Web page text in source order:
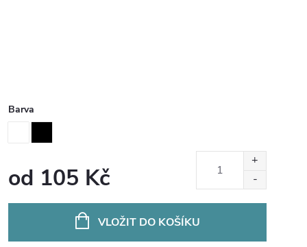
Barva
od 105 Kč
VLOŽIT DO KOŠÍKU